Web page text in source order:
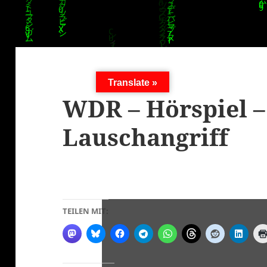
WDR – Hörspiel
Lauschangriff
TEILEN MIT:
Translate »